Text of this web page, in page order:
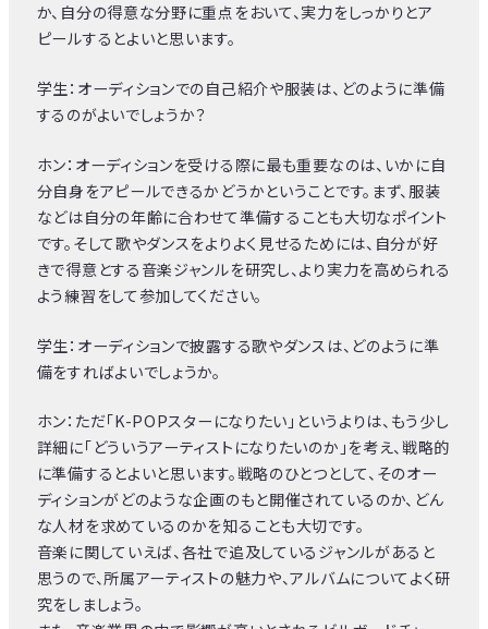
か、自分の得意な分野に重点をおいて、実力をしっかりとア
ピールするとよいと思います。
学生：オーディションでの自己紹介や服装は、どのように準備
するのがよいでしょうか？
ホン：オーディションを受ける際に最も重要なのは、いかに自
分自身をアピールできるかどうかということです。まず、服装
などは自分の年齢に合わせて準備することも大切なポイント
です。そして歌やダンスをよりよく見せるためには、自分が好
きで得意とする音楽ジャンルを研究し、より実力を高められる
よう練習をして参加してください。
学生：オーディションで披露する歌やダンスは、どのように準
備をすればよいでしょうか。
ホン：ただ「K-POPスターになりたい」というよりは、もう少し
詳細に「どういうアーティストになりたいのか」を考え、戦略的
に準備するとよいと思います。戦略のひとつとして、そのオー
ディションがどのような企画のもと開催されているのか、どん
な人材を求めているのかを知ることも大切です。
音楽に関していえば、各社で追及しているジャンルがあると
思うので、所属アーティストの魅力や、アルバムについてよく研
究をしましょう。